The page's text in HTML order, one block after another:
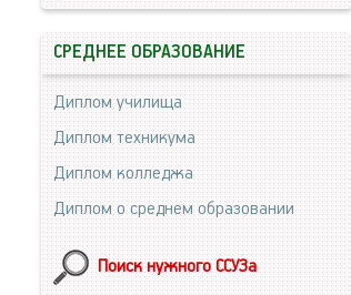
СРЕДНЕЕ ОБРАЗОВАНИЕ
Диплом училища
Диплом техникума
Диплом колледжа
Диплом о среднем образовании
Поиск нужного ССУЗа